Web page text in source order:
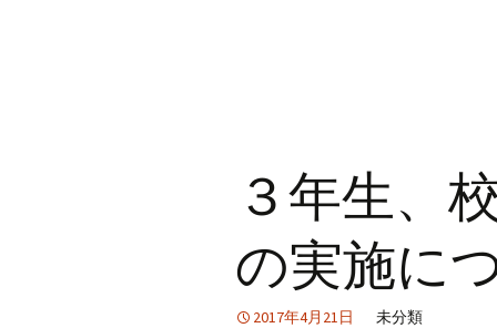
３年生、
の実施に
2017年4月21日 未分類